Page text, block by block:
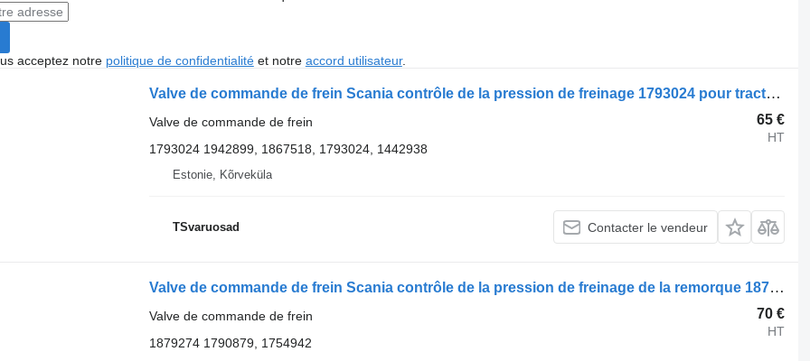
acceptez notre politique de confidentialitéet notre accord utilisateur.
Valve de commande de frein Scania contrôle de la pression de freinage 1793024 pour tracteur routier Scania R420
65 €
HT
Valve de commande de frein
1793024 1942899, 1867518, 1793024, 1442938
Estonie, Kõrveküla
TSvaruosad Contacter le vendeur
Valve de commande de frein Scania contrôle de la pression de freinage de la remorque 1879274 pour tracteur routier Scania R410
70 €
HT
Valve de commande de frein
1879274 1790879, 1754942